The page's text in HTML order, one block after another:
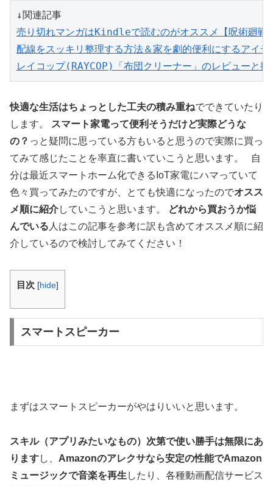
↓関連記事
売り切れマンガはKindleで読むのがオススメ【呪術廻戦
配線をスッキリ整理する方法＆家を劇的便利にするアイテ
レイコップ(RAYCOP)「布団クリーナー」のレビューと
快適な生活はちょっとした工夫の積み重ねでできていたり
します。 スマート家電って便利そうだけど実際どうな
の？ っと疑問に思っている方もいると思うので実際に買っ
てみて感じたことを率直に書いていこうと思います。 自
分は最近スマートホーム化できるIoT家電にハマっていて
色々買ってみたのですが、とても快適になったのでオスス
メ順に紹介していこうと思います。
どれから買おうか悩
んでいる人はこの記事を参考に訳も含めてオススメ順に紹
介しているので検討してみてください！
目次 [hide]
スマートスピーカー
まずはスマートスピーカーがやはりいいと思います。
スキル（アプリみたいなもの）次第で使い勝手は無限にあ
りますし、 Amazonのアレクサなら安定の性能でAmazon
ミュージックで音楽を再生 したり、各種動画配信サービス